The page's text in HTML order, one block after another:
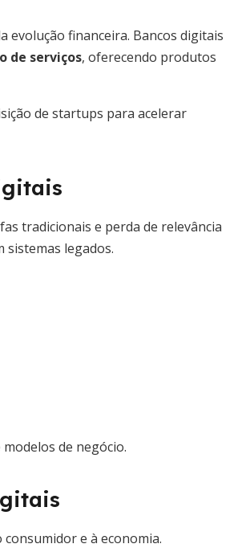
evolução financeira. Bancos digitais
de serviços, oferecendo produtos
de startups para acelerar
tradicionais e perda de relevância
sistemas legados.
de negócio.
e à economia.